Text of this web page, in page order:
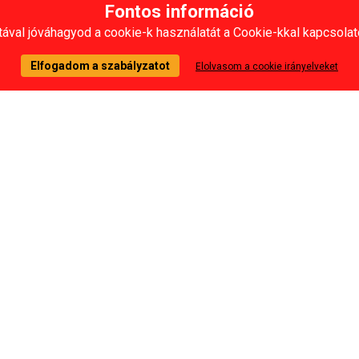
Fontos információ
jóváhagyod a cookie-k használatát a Cookie-kkal
Elfogadom a szabályzatot Elolvasom a cookie irányelveket